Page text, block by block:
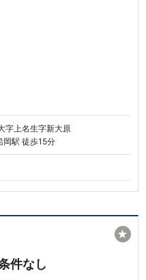
字上名生字新大原
岡駅 徒歩15分
件なし
★